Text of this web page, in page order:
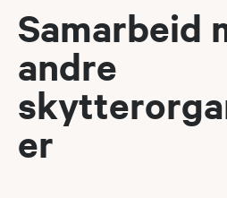
Samarbei​d
andre
er​